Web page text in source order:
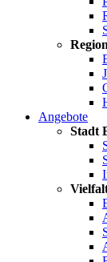
Region
Angebote
Stadt